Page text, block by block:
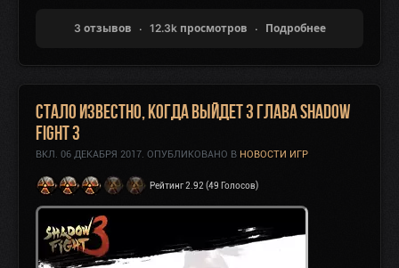
3 отзывов 12.3k просмотров Подробнее
Стало известно, когда выйдет 3 глава Shadow
Fight 3
ВКЛ. 06 ДЕКАБРЯ 2017. ОПУБЛИКОВАНО В НОВОСТИ ИГР
Рейтинг 2.92 (49 Голосов)